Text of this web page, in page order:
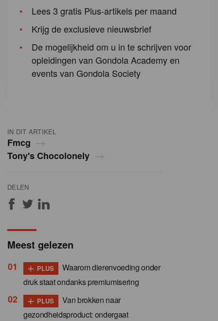
IN DIT ARTIKEL
Fmcg
Tony's Chocolonely
DELEN
Lees 3 gratis Plus-artikels per maand
Krijg de exclusieve nieuwsbrief
De mogelijkheid om u in te schrijven voor
opleidingen van Gondola Academy en
events van Gondola Society
Meest gelezen
+ PLUS
Waarom dierenvoeding onder
druk staat ondanks premiumisering
+ PLUS
Van brokken naar
gezondheidsproduct: ondergaat